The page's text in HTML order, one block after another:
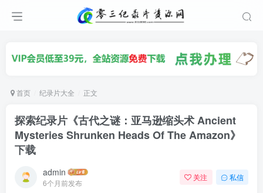
首页 纪录片大全 正文
探索纪录片《古代之谜：亚马逊缩头术 Ancient
Mysteries Shrunken Heads Of The Amazon》
下载
admin
6个月前发布
关注 私信